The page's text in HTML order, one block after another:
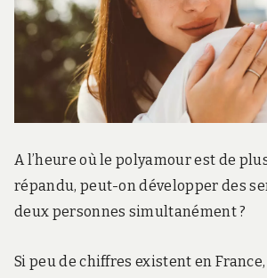
A l’heure où le polyamour est de
répandu, peut-on développer des
deux personnes simultanément ?
Si peu de chiffres existent en